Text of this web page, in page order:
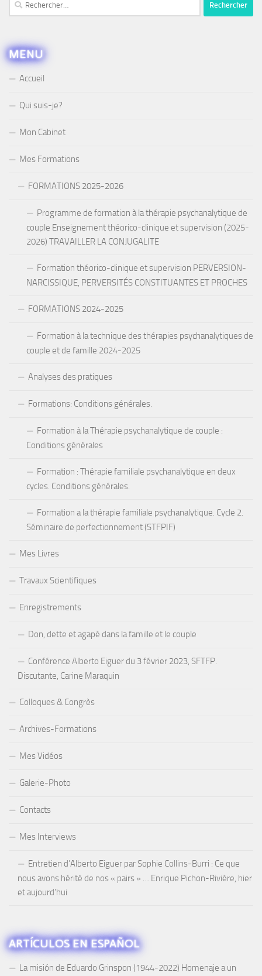
MENU
Accueil
Qui suis-je?
Mon Cabinet
Mes Formations
FORMATIONS 2025-2026
Programme de formation à la thérapie psychanalytique de
couple Enseignement théorico-clinique et supervision (2025-
2026) TRAVAILLER LA CONJUGALITE
Formation théorico-clinique et supervision PERVERSION-
NARCISSIQUE, PERVERSITÉS CONSTITUANTES ET PROCHES
FORMATIONS 2024-2025
Formation à la technique des thérapies psychanalytiques de
couple et de famille 2024-2025
Analyses des pratiques
Formations: Conditions générales.
Formation à la Thérapie psychanalytique de couple :
Conditions générales
Formation : Thérapie familiale psychanalytique en deux
cycles. Conditions générales.
Formation a la thérapie familiale psychanalytique. Cycle 2.
Séminaire de perfectionnement (STFPIF)
Mes Livres
Travaux Scientifiques
Enregistrements
Don, dette et agapè dans la famille et le couple
Conférence Alberto Eiguer du 3 février 2023, SFTFP.
Discutante, Carine Maraquin
Colloques & Congrès
Archives-Formations
Mes Vidéos
Galerie-Photo
Contacts
Mes Interviews
Entretien d’Alberto Eiguer par Sophie Collins-Burri : Ce que
nous avons hérité de nos « pairs » … Enrique Pichon-Rivière, hier
et aujourd’hui
ARTÍCULOS EN ESPAÑOL
La misión de Eduardo Grinspon (1944-2022) Homenaje a un